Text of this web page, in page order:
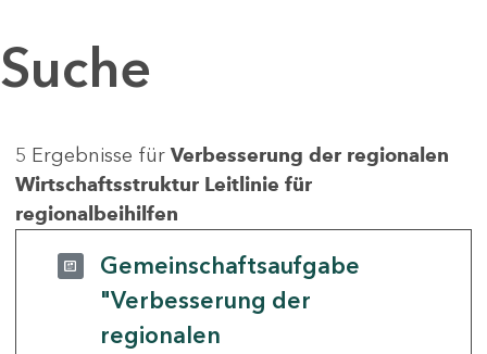
Suche
5 Ergebnisse für Verbesserung der regionalen
Wirtschaftsstruktur Leitlinie für
regionalbeihilfen
Gemeinschaftsaufgabe
"Verbesserung der
regionalen